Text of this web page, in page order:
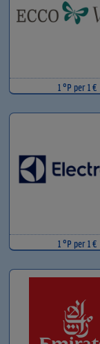
1 °P per 1 €
1 °P per 1 €